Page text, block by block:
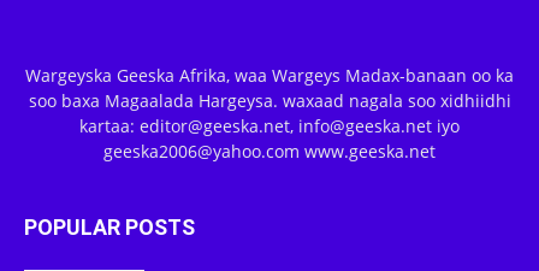
Wargeyska Geeska Afrika, waa Wargeys Madax-banaan oo ka
soo baxa Magaalada Hargeysa. waxaad nagala soo xidhiidhi
kartaa: editor@geeska.net, info@geeska.net iyo
geeska2006@yahoo.com www.geeska.net
POPULAR POSTS